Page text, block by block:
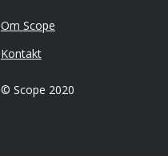
Om Scope
Kontakt
© Scope 2020